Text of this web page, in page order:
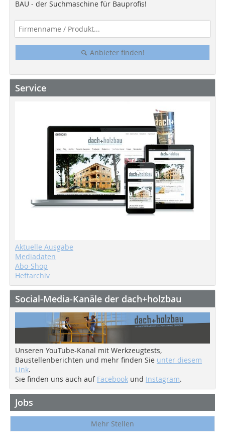
BAU - der Suchmaschine für Bauprofis!
Anbieter finden!
Service
Aktuelle Ausgabe
Mediadaten
Abo-Shop
Heftarchiv
Social-Media-Kanäle der dach+holzbau
Unseren YouTube-Kanal mit Werkzeugtests,
Baustellenberichten und mehr finden Sie unter diesem
Link.
Sie finden uns auch auf Facebook und Instagram.
Jobs
Mehr Stellen